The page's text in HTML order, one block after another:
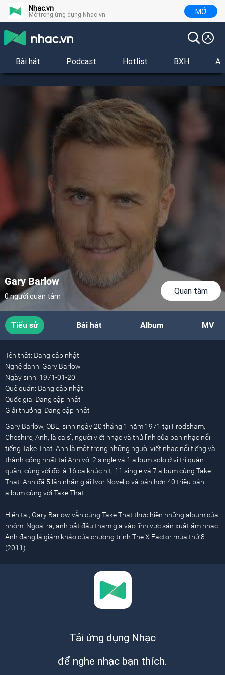
Nhac.vn
Mở trong ứng dụng Nhac.vn MỞ
Bài hát Podcast Hotlist BXH
Gary Barlow
0 người quan tâm
Quan tâm
Tiểu sử Bài hát Album MV
Tên thật: Đang cập nhật
Nghệ danh: Gary Barlow
Ngày sinh: 1971-01-20
Quê quán: Đang cập nhật
Quốc gia: Đang cập nhật
Giải thưởng: Đang cập nhật
Gary Barlow, OBE, sinh ngày 20 tháng 1 năm 1971 tại Frodsham,
Cheshire, Anh, là ca sĩ, người viết nhạc và thủ lĩnh của ban nhạc nổi
tiếng Take That. Anh là một trong những người viết nhạc nổi tiếng và
thành công nhất tại Anh với 2 single và 1 album solo ở vị trí quán
quân, cùng với đó là 16 ca khúc hit, 11 single và 7 album cùng Take
That. Anh đã 5 lần nhận giải Ivor Novello và bán hơn 40 triệu bản
album cùng với Take That.
Hiện tại, Gary Barlow vẫn cùng Take That thực hiện những album của
nhóm. Ngoài ra, anh bắt đầu tham gia vào lĩnh vực sản xuất âm nhạc.
Anh đang là giám khảo của chương trình The X Factor mùa thứ 8
(2011).
Tải ứng dụng Nhạc
để nghe nhạc bạn thích.